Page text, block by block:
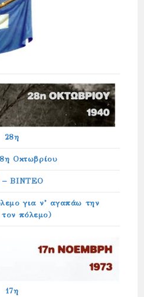
28η
Οκτωβρίου
– ΒΙΝΤΕΟ
για ν’ αγαπάω την
τον πόλεμο)
17η